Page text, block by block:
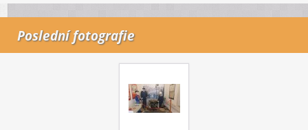
Poslední fotografie